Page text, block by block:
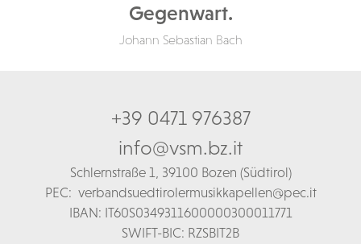
Gegenwart.
Johann Sebastian Bach
+39 0471 976387
info@vsm.bz.it
Schlernstraße 1, 39100 Bozen (Südtirol)
PEC: verbandsuedtirolermusikkapellen@pec.it
IBAN: IT60S0349311600000300011771
SWIFT-BIC: RZSBIT2B